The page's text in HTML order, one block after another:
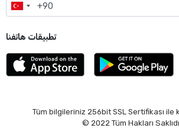
تطبيقات هاتفنا
Tüm bilgileriniz 256bit SSL Sertifikası ile
© 2022 Tüm Hakları